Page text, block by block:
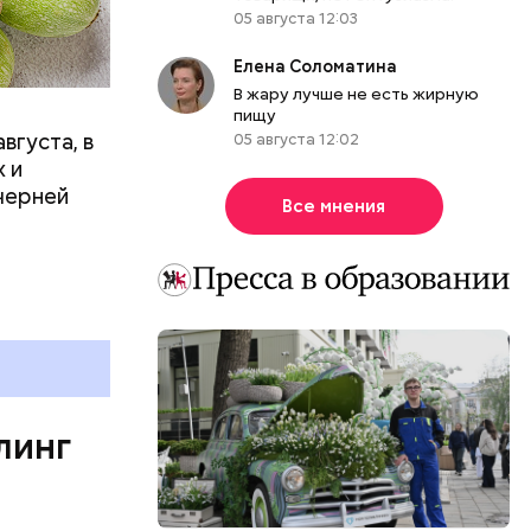
в
и
у
05 августа 12:03
Елена Соломатина
В жару лучше не есть жирную
пищу
05 августа 12:02
Все мнения